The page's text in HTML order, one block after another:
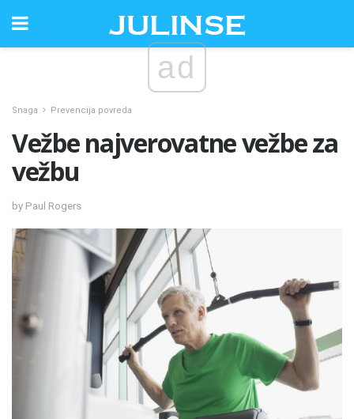
ad
Snaga Prevencija povreda
Vežbe najverovatne vežbe za
vežbu
by Paul Rogers